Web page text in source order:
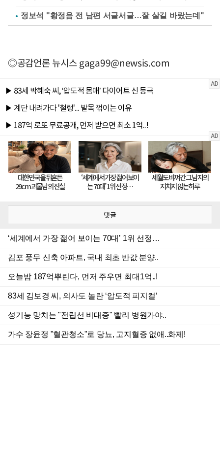
정보석 "황정음 전 남편 서글서글…잘 살길 바랐는데"
◎공감언론 뉴시스gaga99@newsis.com
댓글